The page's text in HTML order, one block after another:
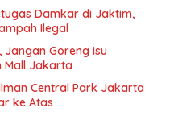
Damkar di Jaktim,
Ilegal
Jangan Goreng Isu
Mall Jakarta
Central Park Jakarta
ke Atas